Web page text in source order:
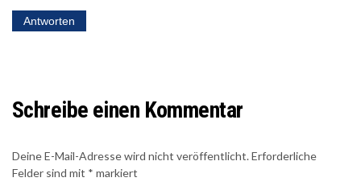
Antworten
Schreibe einen Kommentar
Deine E-Mail-Adresse wird nicht veröffentlicht.Erforderliche
Felder sind mit * markiert